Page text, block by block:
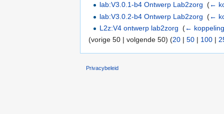
lab:V3.0.1-b4 Ontwerp Lab2zorg ‎(←
lab:V3.0.2-b4 Ontwerp Lab2zorg ‎(←
L2z:V4 ontwerp lab2zorg ‎(←
(vorige 50 | volgende 50) (20 | 50 | 100 |
Privacybeleid